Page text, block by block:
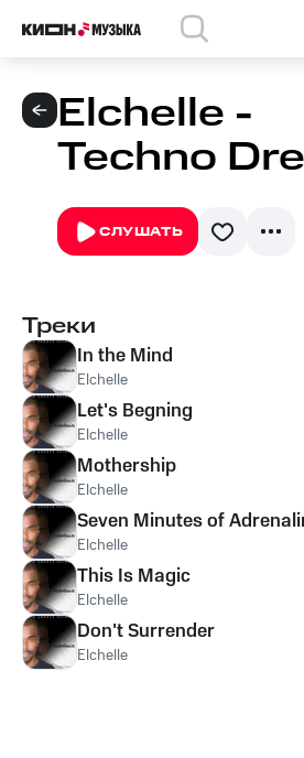
Elchelle -
Techno
СЛУШАТЬ
Треки
In the Mind
Elchelle
Let's Begning
Elchelle
Mothership
Elchelle
Seven Minutes of
Elchelle
This Is Magic
Elchelle
Don't Surrender
Elchelle